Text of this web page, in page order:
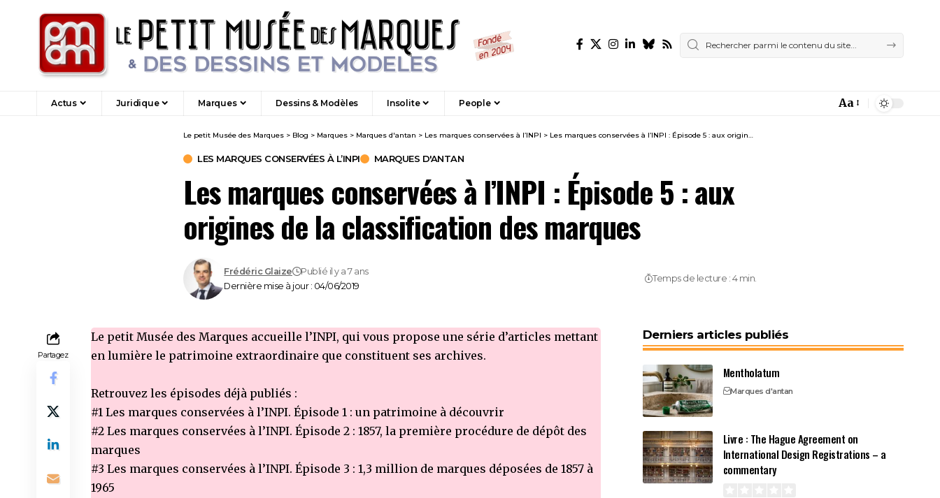
Actus Juridique Marques Dessins & Modèles Insolite People
Font
Aa
Le petit Musée des Marques > Blog > Marques > Marques d'antan > Les marques conservées à l’INPI > Les marques conservées à l’INPI : Épisode 5 : aux origines de la classification des marques
LES MARQUES CONSERVÉES À L’INPI MARQUES D'ANTAN
Les marques conservées à l’INPI : Épisode 5 : aux
origines de la classification des marques
Dernière mise à jour : 04/06/2019
Frédéric Glaize Publié il y a 7 ans
Temps de lecture : 4 min.
Partagez
Le petit Musée des Marques accueille l’INPI, qui vous propose une série d’articles mettant
en lumière le patrimoine extraordinaire que constituent ses archives.
Retrouvez les épisodes déjà publiés :
#1 Les marques conservées à l’INPI. Épisode 1 : un patrimoine à découvrir
#2 Les marques conservées à l’INPI. Épisode 2 : 1857, la première procédure de dépôt des
marques
#3 Les marques conservées à l’INPI. Épisode 3 : 1,3 million de marques déposées de 1857 à
1965
Derniers articles publiés
Mentholatum
Marques d'antan
Livre : The Hague Agreement on
International Design Registrations – a
commentary